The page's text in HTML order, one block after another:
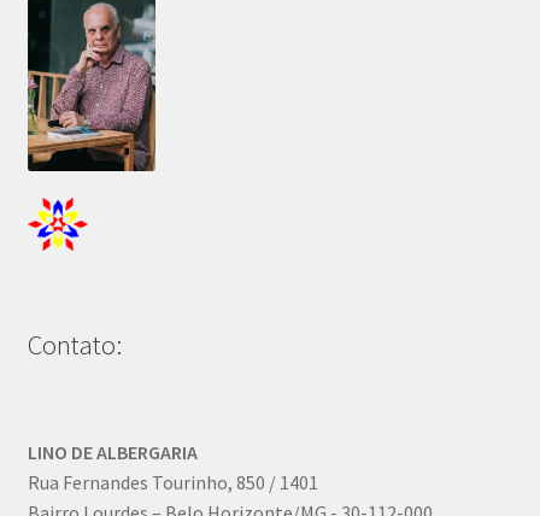
Contato:
LINO DE ALBERGARIA
Rua Fernandes Tourinho, 850 / 1401